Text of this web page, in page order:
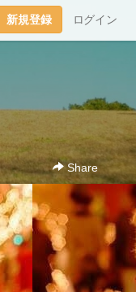
新規登録 ログイン
Share